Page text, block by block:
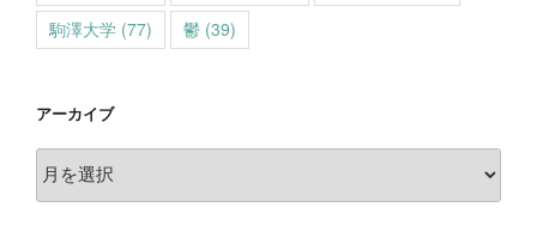
駒澤大学 (77) 鬱 (39)
アーカイブ
ア
ー